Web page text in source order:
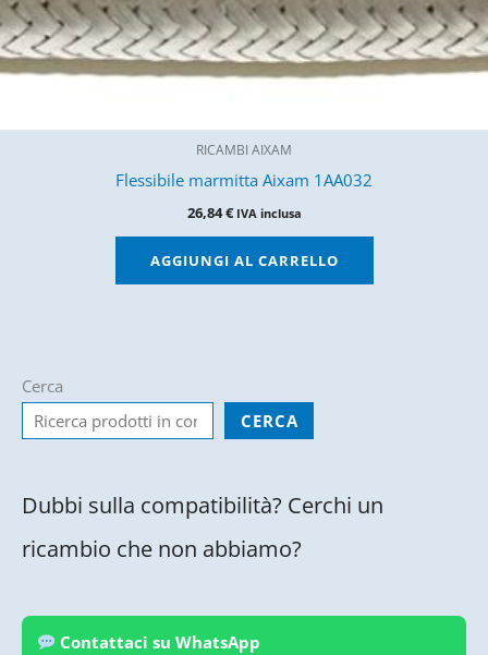
RICAMBI AIXAM
Flessibile marmitta Aixam 1AA032
26,84€ IVA inclusa
AGGIUNGI AL CARRELLO
Cerca
CERCA
Dubbi sulla compatibilità? Cerchi un
ricambio che non abbiamo?
Contattaci su WhatsApp